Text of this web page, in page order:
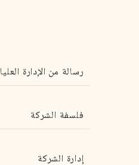
رسالة من الإدارة العليا
فلسفة الشركة
إدارة الشركة